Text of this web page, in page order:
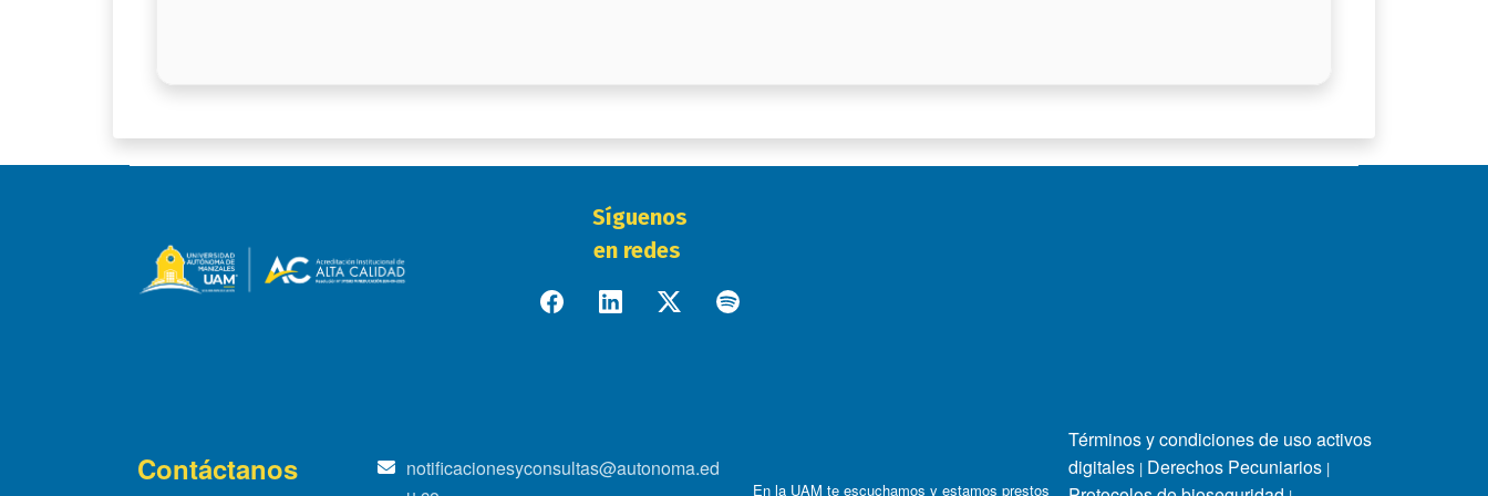
Síguenos
en redes
Contáctanos
notificacionesyconsultas@autonoma.ed
En la UAM te escuchamos y estamos prestos
Términos y condiciones de uso activos
digitales | Derechos Pecuniarios |